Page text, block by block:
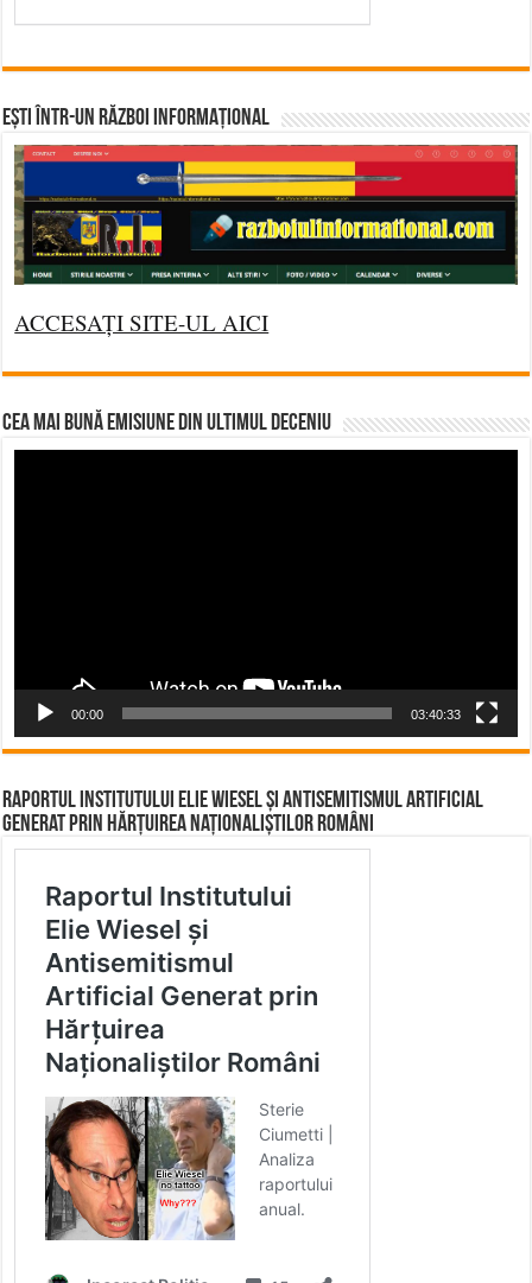
Ești într-un RĂZBOI INFORMAȚIONAL
ACCESAȚI SITE-UL AICI
CEA MAI BUNĂ EMISIUNE DIN ULTIMUL DECENIU
00:00 03:40:33
Raportul Institutului Elie Wiesel și Antisemitismul Artificial
Generat prin Hărțuirea Naționaliștilor Români